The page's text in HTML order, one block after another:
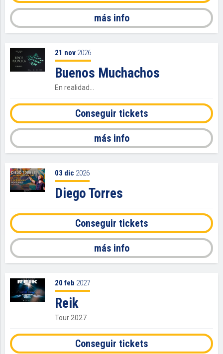
más info
21 nov 2026
Buenos Muchachos
En realidad...
Conseguir tickets
más info
03 dic 2026
Diego Torres
Conseguir tickets
más info
20 feb 2027
Reik
Tour 2027
Conseguir tickets